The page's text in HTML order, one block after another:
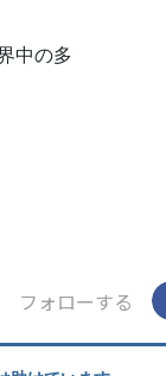
中の多
フォローする